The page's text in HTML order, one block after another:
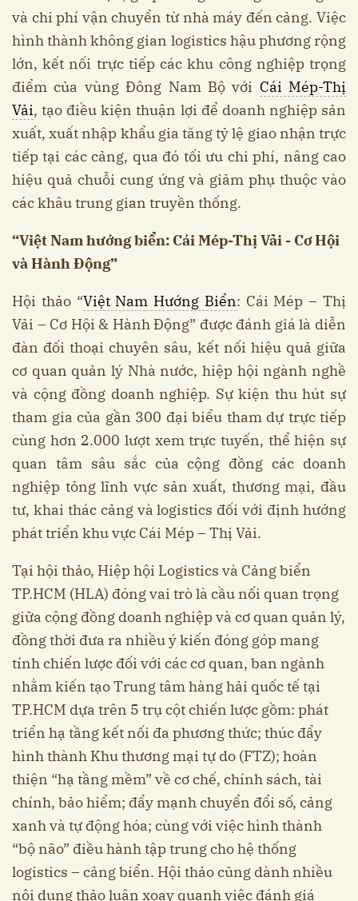
và chi phí vận chuyển từ nhà máy đến cảng. Việc
hình thành không gian logistics hậu phương rộng
lớn, kết nối trực tiếp các khu công nghiệp trọng
điểm của vùng Đông Nam Bộ với Cái Mép-Thị
Vải, tạo điều kiện thuận lợi để doanh nghiệp sản
xuất, xuất nhập khẩu gia tăng tỷ lệ giao nhận trực
tiếp tại các cảng, qua đó tối ưu chi phí, nâng cao
hiệu quả chuỗi cung ứng và giảm phụ thuộc vào
các khâu trung gian truyền thống.
“Việt Namhướngbiển: Cái Mép-Thị Vải- Cơ Hội
vàHành Động”
Hội thảo “Việt Nam Hướng Biển: Cái Mép – Thị
Vải – Cơ Hội & Hành Động” được đánh giá là diễn
đàn đối thoại chuyên sâu, kết nối hiệu quả giữa
cơ quan quản lý Nhà nước, hiệp hội ngành nghề
và cộng đồng doanh nghiệp. Sự kiện thu hút sự
tham gia của gần 300 đại biểu tham dự trực tiếp
cùng hơn 2.000 lượt xem trực tuyến, thể hiện sự
quan tâm sâu sắc của cộng đồng các doanh
nghiệp tỏng lĩnh vực sản xuất, thương mại, đầu
tư, khai thác cảng và logistics đối với định hướng
phát triển khu vực Cái Mép – Thị Vải.
Tại hội thảo, Hiệp hội Logistics và Cảng biển
TP.HCM (HLA) đóng vai trò là cầu nối quan trọng
giữa cộng đồng doanh nghiệp và cơ quan quản lý,
đồng thời đưa ra nhiều ý kiến đóng góp mang
tính chiến lược đối với các cơ quan, ban ngành
nhằm kiến tạo Trung tâm hàng hải quốc tế tại
TP.HCM dựa trên 5 trụ cột chiến lược gồm: phát
triển hạ tầng kết nối đa phương thức; thúc đẩy
hình thành Khu thương mại tự do (FTZ); hoàn
thiện “hạ tầng mềm” về cơ chế, chính sách, tài
chính, bảo hiểm; đẩy mạnh chuyển đổi số, cảng
xanh và tự động hóa; cùng với việc hình thành
“bộ não” điều hành tập trung cho hệ thống
logistics – cảng biển. Hội thảo cũng dành nhiều
nội dung thảo luận xoay quanh việc đánh giá